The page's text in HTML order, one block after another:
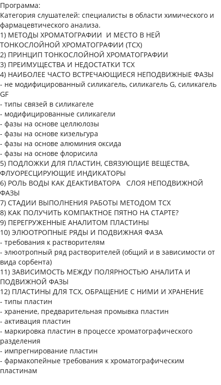
Программа:
Категория слушателей: специалисты в области химического и
фармацевтического анализа.
1) МЕТОДЫ ХРОМАТОГРАФИИ И МЕСТО В НЕЙ
ТОНКОСЛОЙНОЙ ХРОМАТОГРАФИИ (ТСХ)
2) ПРИНЦИП ТОНКОСЛОЙНОЙ ХРОМАТОГРАФИИ
3) ПРЕИМУЩЕСТВА И НЕДОСТАТКИ ТСХ
4) НАИБОЛЕЕ ЧАСТО ВСТРЕЧАЮЩИЕСЯ НЕПОДВИЖНЫЕ ФАЗЫ
- не модифицированный силикагель, силикагель G, силикагель
GF
- типы связей в силикагеле
- модифицированные силикагели
- фазы на основе целлюлозы
- фазы на основе кизельгура
- фазы на основе алюминия оксида
- фазы на основе флорисила
5) ПОДЛОЖКИ ДЛЯ ПЛАСТИН, СВЯЗУЮЩИЕ ВЕЩЕСТВА,
ФЛУОРЕСЦИРУЮЩИЕ ИНДИКАТОРЫ
6) РОЛЬ ВОДЫ КАК ДЕАКТИВАТОРА СЛОЯ НЕПОДВИЖНОЙ
ФАЗЫ
7) СТАДИИ ВЫПОЛНЕНИЯ РАБОТЫ МЕТОДОМ ТСХ
8) КАК ПОЛУЧИТЬ КОМПАКТНОЕ ПЯТНО НА СТАРТЕ?
9) ПЕРЕГРУЖЕННЫЕ АНАЛИТОМ ПЛАСТИНЫ
10) ЭЛЮОТРОПНЫЕ РЯДЫ И ПОДВИЖНАЯ ФАЗА
- требования к растворителям
- элюотропный ряд растворителей (общий и в зависимости от
вида сорбента)
11) ЗАВИСИМОСТЬ МЕЖДУ ПОЛЯРНОСТЬЮ АНАЛИТА И
ПОДВИЖНОЙ ФАЗЫ
12) ПЛАСТИНЫ ДЛЯ ТСХ, ОБРАЩЕНИЕ С НИМИ И ХРАНЕНИЕ
- типы пластин
- хранение, предварительная промывка пластин
- активация пластин
- маркировка пластин в процессе хроматографического
разделения
- импрегнирование пластин
- фармакопейные требования к хроматографическим
пластинам